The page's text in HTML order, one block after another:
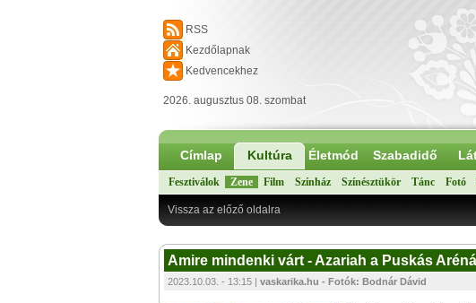
RSS
Kezdőlapnak
Kedvencekhez
2026. augusztus 08. szombat
Címlap Kultúra Életmód Szabadidő
Fesztiválok Zene Film Színház Színésztükör Tánc Fotó
Vissza az előző oldalra
Amire mindenki várt - Azariah a Puskás
2023.10.03. - 13:15 | vaskarika.hu - Fotók: Bodnár Dávid